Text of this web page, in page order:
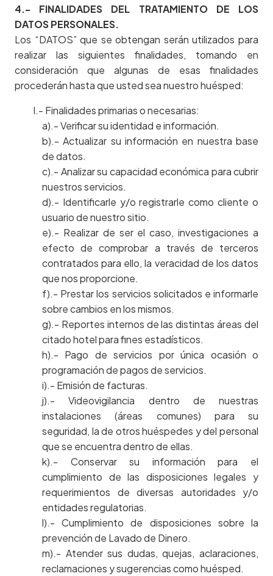
4.- FINALIDADES DEL TRATAMIENTO DE LOS
DATOS PERSONALES.
Los “DATOS” que se obtengan serán utilizados para
realizar las siguientes finalidades, tomando en
consideración que algunas de esas finalidades
procederán hasta que usted sea nuestro huésped:
I.- Finalidades primarias o necesarias:
a).- Verificar su identidad e información.
b).- Actualizar su información en nuestra base
de datos.
c).- Analizar su capacidad económica para cubrir
nuestros servicios.
d).- Identificarle y/o registrarle como cliente o
usuario de nuestro sitio.
e).- Realizar de ser el caso, investigaciones a
efecto de comprobar a través de terceros
contratados para ello, la veracidad de los datos
que nos proporcione.
f).- Prestar los servicios solicitados e informarle
sobre cambios en los mismos.
g).- Reportes internos de las distintas áreas del
citado hotel para fines estadísticos.
h).- Pago de servicios por única ocasión o
programación de pagos de servicios.
i).- Emisión de facturas.
j).- Videovigilancia dentro de nuestras
instalaciones (áreas comunes) para su
seguridad, la de otros huéspedes y del personal
que se encuentra dentro de ellas.
k).- Conservar su información para el
cumplimiento de las disposiciones legales y
requerimientos de diversas autoridades y/o
entidades regulatorias.
l).- Cumplimiento de disposiciones sobre la
prevención de Lavado de Dinero.
m).- Atender sus dudas, quejas, aclaraciones,
reclamaciones y sugerencias como huésped.